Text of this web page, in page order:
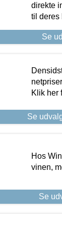
direkte
til deres
Se
Klik her
Se
Hos
vinen,
Se